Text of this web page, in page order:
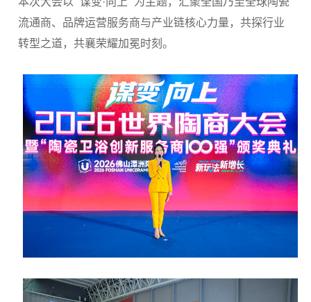
流通商、品牌运营服务商与产业链核心力量，共探行业
转型之道，共襄荣耀加冕时刻。